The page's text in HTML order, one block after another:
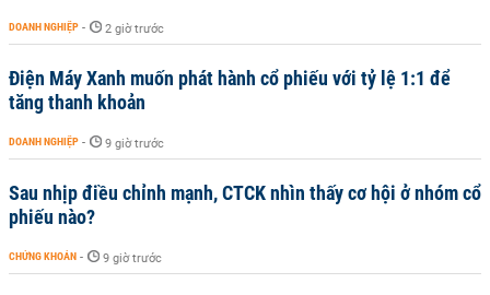
DOANH NGHIỆP - 2 giờ trước
Điện Máy Xanh muốn phát hành cổ phiếu với tỷ lệ 1:1 để
tăng thanh khoản
DOANH NGHIỆP - 9 giờ trước
Sau nhịp điều chỉnh mạnh, CTCK nhìn thấy cơ hội ở nhóm cổ
phiếu nào?
CHỨNG KHOÁN - 9 giờ trước